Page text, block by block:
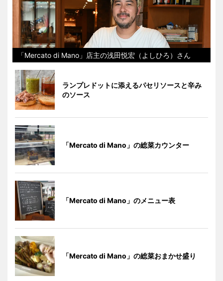
「Mercato di Mano」店主の浅田悦宏（よしひろ）さん
ランプレドットに添えるパセリソースと辛み
のソース
「Mercato di Mano」の総菜カウンター
「Mercato di Mano」のメニュー表
「Mercato di Mano」の総菜おまかせ盛り